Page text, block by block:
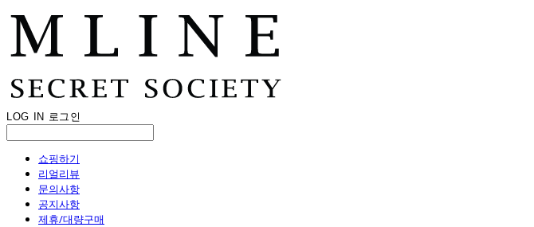
LOG IN 로그인
쇼핑하기
리얼리뷰
문의사항
공지사항
제휴/대량구매